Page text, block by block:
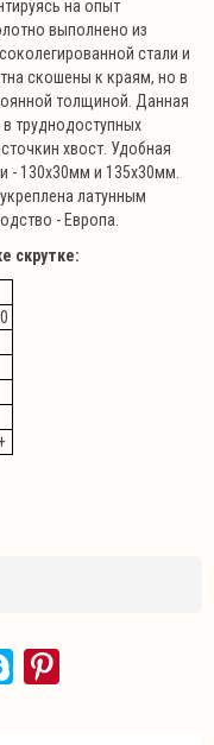
на опыт
выполнено из
стали и
скошены к краям, но в
толщиной. Данная
труднодоступных
хвост. Удобная
- 130x30мм и 135х30мм.
латунным
- Европа.
скрутке: